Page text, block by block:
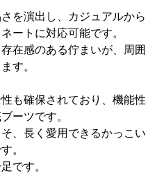
を演出し、カジュアルから
ートに対応可能です。
在感のある佇まいが、周囲
す。
も確保されており、機能性
ーツです。
、長く愛用できるかっこい
。
です。